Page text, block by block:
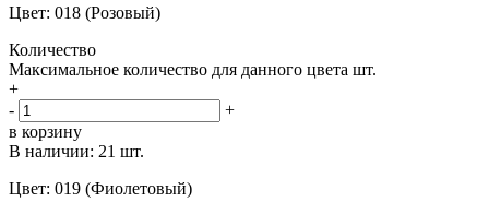
Цвет: 018 (Розовый)
Количество
Максимальное количество для данного цвета шт.
+
-
+
в корзину
В наличии: 21 шт.
Цвет: 019 (Фиолетовый)